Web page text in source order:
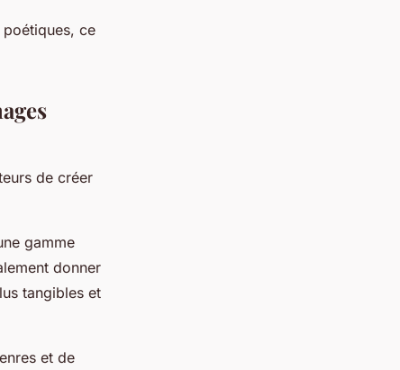
poétiques, ce
de créer
gamme
donner
tangibles et
et de